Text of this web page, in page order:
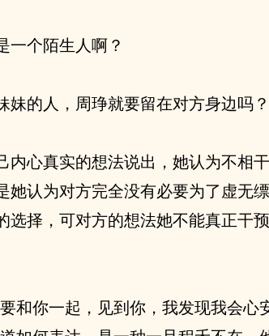
一个陌生人啊？
妹的人，周琤就要留在对方身边吗？
内心真实的想法说出，她认为不相
她认为对方完全没有必要为了虚无
选择，可对方的想法她不能真正干
和你一起，见到你，我发现我会心